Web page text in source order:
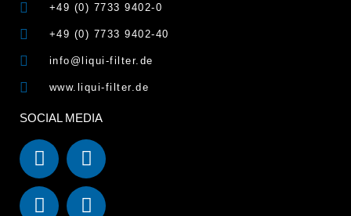
+49 (0) 7733 9402-0
+49 (0) 7733 9402-40
info@liqui-filter.de
www.liqui-filter.de
SOCIAL MEDIA